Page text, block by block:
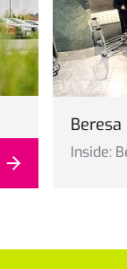
Beresa
Inside: